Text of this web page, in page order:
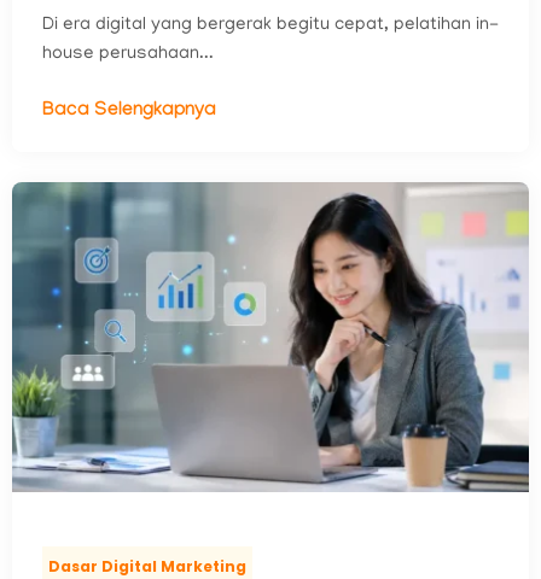
Di era digital yang bergerak begitu cepat, pelatihan in-
house perusahaan...
Baca Selengkapnya
Dasar Digital Marketing